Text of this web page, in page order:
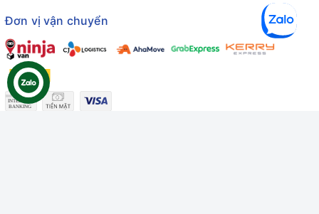
Đơn vị vận chuyển